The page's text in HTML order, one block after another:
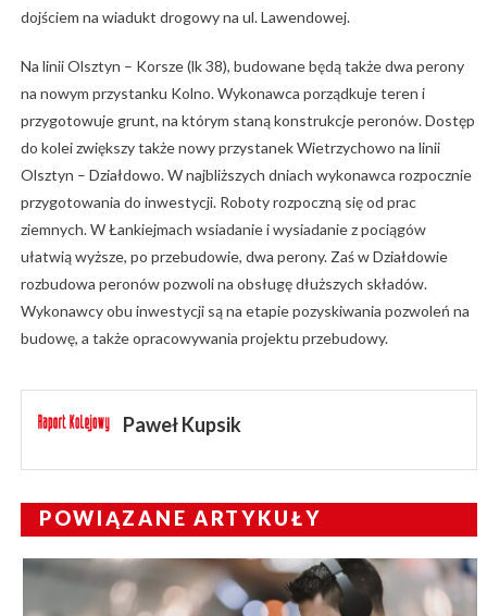
dojściem na wiadukt drogowy na ul. Lawendowej.
Na linii Olsztyn – Korsze (lk 38), budowane będą także dwa perony
na nowym przystanku Kolno. Wykonawca porządkuje teren i
przygotowuje grunt, na którym staną konstrukcje peronów. Dostęp
do kolei zwiększy także nowy przystanek Wietrzychowo na linii
Olsztyn – Działdowo. W najbliższych dniach wykonawca rozpocznie
przygotowania do inwestycji. Roboty rozpoczną się od prac
ziemnych. W Łankiejmach wsiadanie i wysiadanie z pociągów
ułatwią wyższe, po przebudowie, dwa perony. Zaś w Działdowie
rozbudowa peronów pozwoli na obsługę dłuższych składów.
Wykonawcy obu inwestycji są na etapie pozyskiwania pozwoleń na
budowę, a także opracowywania projektu przebudowy.
Paweł Kupsik
POWIĄZANE ARTYKUŁY